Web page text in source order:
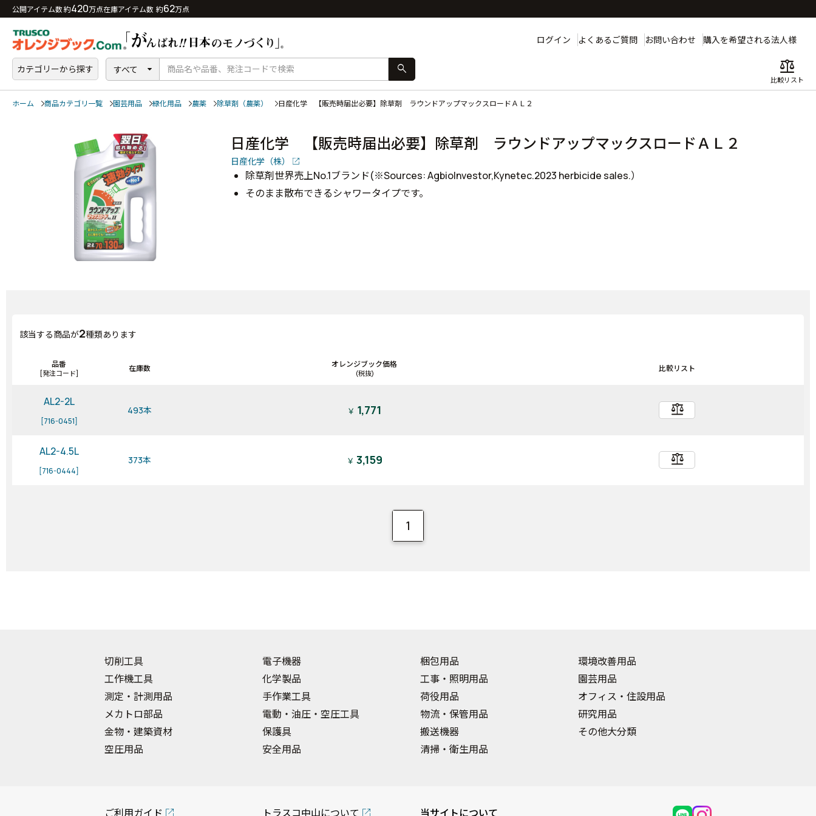
公開アイテム数 約420万点在庫アイテム数 約62万点
ログイン よくあるご質問 お問い合わせ 購入を希望される法人様
カテゴリーから探す すべて search balance
比較リスト
ホーム 商品カテゴリ一覧 園芸用品 緑化用品 農薬 除草剤（農薬） 日産化学 【販売時届出必要】除草剤 ラウンドアップマックスロードＡＬ２
日産化学 【販売時届出必要】除草剤 ラウンドアップマックスロードＡＬ２
日産化学（株）
除草剤世界売上No.1ブランド(※Sources: Agbiolnvestor,Kynetec.2023 herbicide sales.）
そのまま散布できるシャワータイプです。
該当する商品が2種類あります
品番
[発注コード] 在庫数 オレンジブック価格
(税抜) 比較リスト
AL2-2L
[716-0451]
493本 ￥ 1,771 balance
AL2-4.5L
[716-0444]
373本 ￥ 3,159 balance
1
切削工具
工作機工具
測定・計測用品
メカトロ部品
金物・建築資材
空圧用品
電子機器
化学製品
手作業工具
電動・油圧・空圧工具
保護具
安全用品
梱包用品
工事・照明用品
荷役用品
物流・保管用品
搬送機器
清掃・衛生用品
環境改善用品
園芸用品
オフィス・住設用品
研究用品
その他大分類
ご利用ガイド トラスコ中山について 当サイトについて